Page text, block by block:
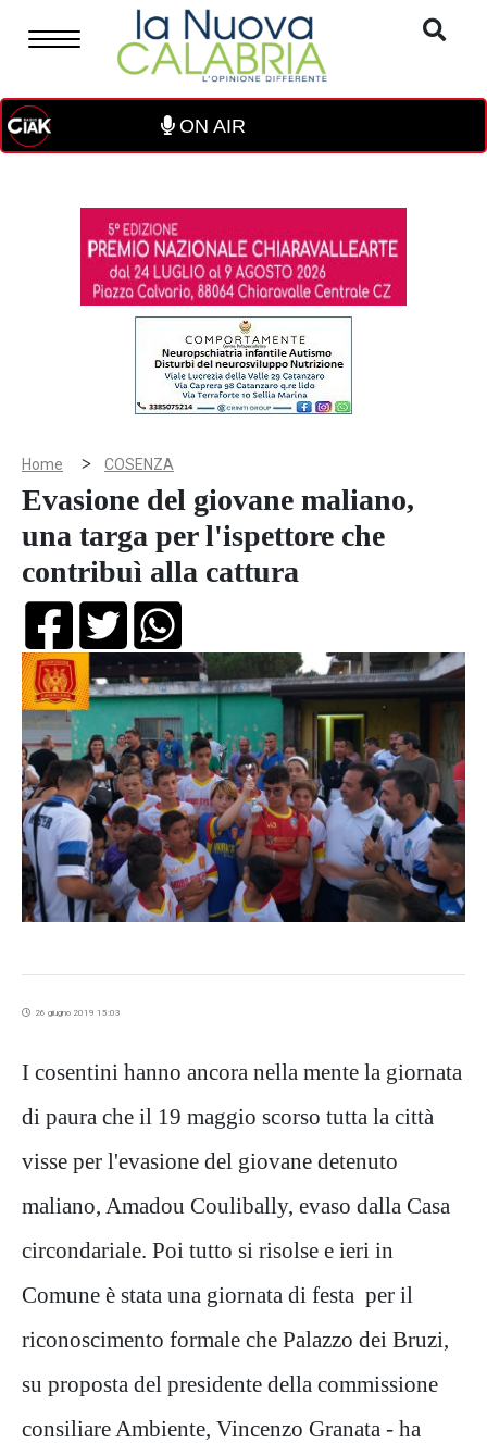
ON AIR
Home > COSENZA
Evasione del giovane maliano,
una targa per l'ispettore che
contribuì alla cattura
26 giugno 2019 15:03
I cosentini hanno ancora nella mente la giornata
di paura che il 19 maggio scorso tutta la città
visse per l'evasione del giovane detenuto
maliano, Amadou Coulibally, evaso dalla Casa
circondariale. Poi tutto si risolse e ieri in
Comune è stata una giornata di festa per il
riconoscimento formale che Palazzo dei Bruzi,
su proposta del presidente della commissione
consiliare Ambiente, Vincenzo Granata - ha